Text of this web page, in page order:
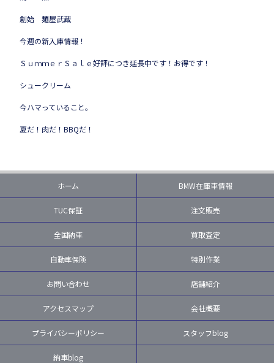
創始 麺屋武蔵
今週の新入庫情報！
ＳｕｍｍｅｒＳａｌｅ好評につき延長中です！お得です！
シュークリーム
今ハマっていること。
夏だ！肉だ！BBQだ！
ホーム BMW在庫車情報
TUC保証 注文販売
全国納車 買取査定
自動車保険 特別作業
お問い合わせ 店舗紹介
アクセスマップ 会社概要
プライバシーポリシー スタッフblog
納車blog